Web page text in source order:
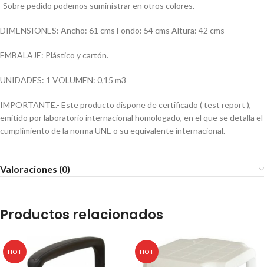
-Sobre pedido podemos suministrar en otros colores.
DIMENSIONES: Ancho: 61 cms Fondo: 54 cms Altura: 42 cms
EMBALAJE: Plástico y cartón.
UNIDADES: 1 VOLUMEN: 0,15 m3
IMPORTANTE.- Este producto dispone de certificado ( test report ),
emitido por laboratorio internacional homologado, en el que se detalla el
cumplimiento de la norma UNE o su equivalente internacional.
Valoraciones (0)
Productos relacionados
HOT HOT